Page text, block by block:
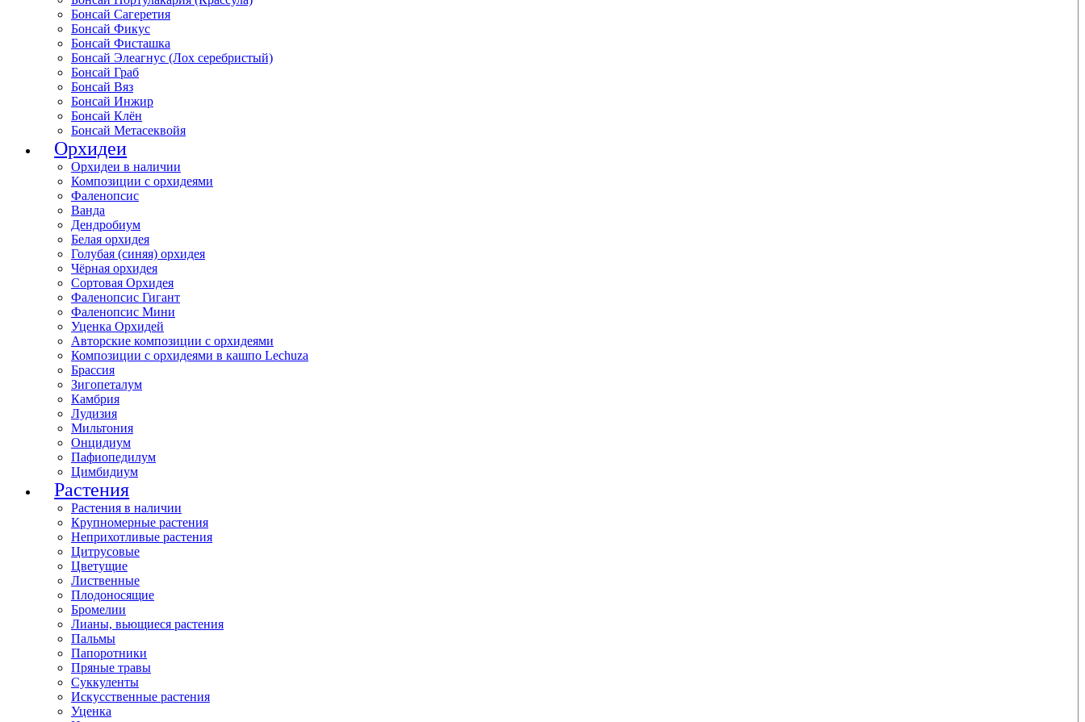
Бонсай Сагеретия
Бонсай Фикус
Бонсай Фисташка
Бонсай Элеагнус (Лох серебристый)
Бонсай Граб
Бонсай Вяз
Бонсай Инжир
Бонсай Клён
Бонсай Метасеквойя
Орхидеи
Орхидеи в наличии
Композиции с орхидеями
Фаленопсис
Ванда
Дендробиум
Белая орхидея
Голубая (синяя) орхидея
Чёрная орхидея
Сортовая Орхидея
Фаленопсис Гигант
Фаленопсис Мини
Уценка Орхидей
Авторские композиции с орхидеями
Композиции с орхидеями в кашпо Lechuza
Брассия
Зигопеталум
Камбрия
Лудизия
Мильтония
Онцидиум
Пафиопедилум
Цимбидиум
Растения
Растения в наличии
Крупномерные растения
Неприхотливые растения
Цитрусовые
Цветущие
Лиственные
Плодоносящие
Бромелии
Лианы, вьющиеся растения
Пальмы
Папоротники
Пряные травы
Суккуленты
Искусственные растения
Уценка